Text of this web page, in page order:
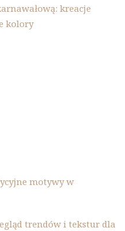
kreacje
kolory
motywy w
trendów i tekstur dla